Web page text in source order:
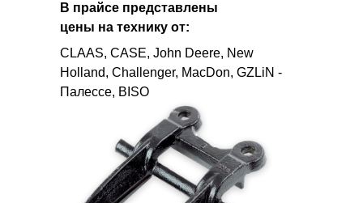
В прайсе представлены
цены на технику от:
CLAAS, CASE, John Deere, New
Holland, Challenger, MacDon, GZLiN -
Палессе, BISO